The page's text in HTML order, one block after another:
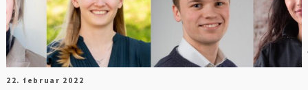
22. februar 2022